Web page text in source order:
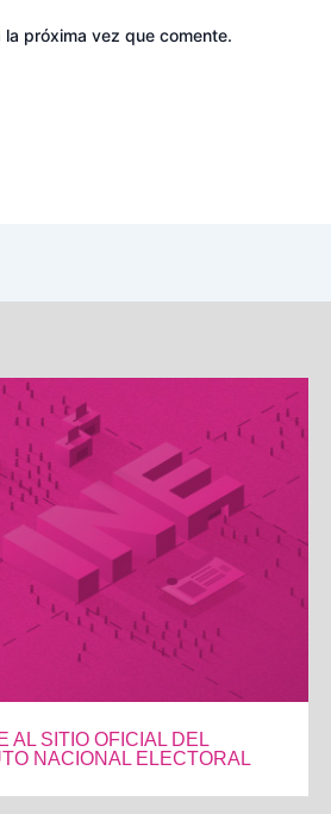
próxima vez que comente.
AL SITIO OFICIAL DEL
NACIONAL ELECTORAL